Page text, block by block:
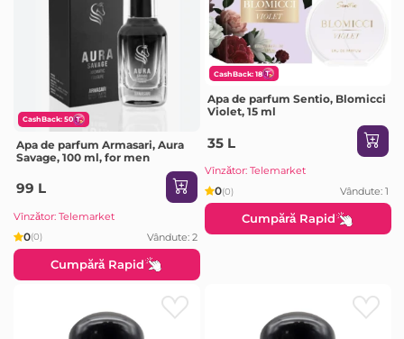
CashBack: 50
Apa de parfum Armasari, Aura
Savage, 100 ml, for men
99 L
Vînzător: Telemarket
0(0) Vândute: 2
Cumpără Rapid
CashBack: 18
Apa de parfum Sentio, Blomicci
Violet, 15 ml
35 L
Vînzător: Telemarket
0(0) Vândute: 1
Cumpără Rapid